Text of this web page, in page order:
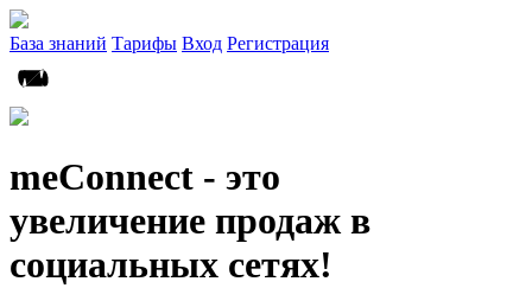
База знаний Тарифы Вход Регистрация
meConnect - это
увеличение продаж в
социальных сетях!